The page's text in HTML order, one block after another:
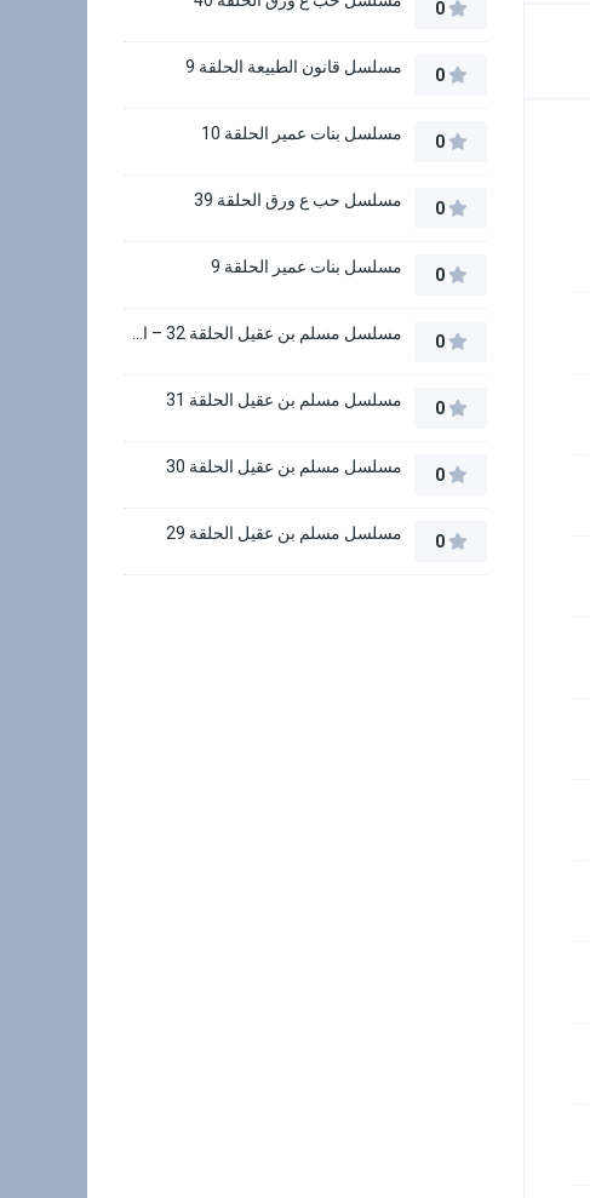
0
0 مسلسل قانون الطبيعة الحلقة 9
0 مسلسل بنات عمير الحلقة 10
0 مسلسل حب ع ورق الحلقة 39
0 مسلسل بنات عمير الحلقة 9
0
0 مسلسل مسلم بن عقيل الحلقة 31
0 مسلسل مسلم بن عقيل الحلقة 30
0 مسلسل مسلم بن عقيل الحلقة 29